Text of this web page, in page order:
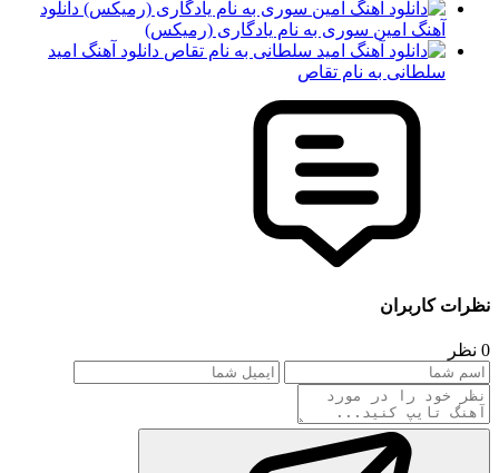
دانلود
آهنگ امین سوری به نام یادگاری (رمیکس)
دانلود آهنگ امید
سلطانی به نام تقاص
نظرات کاربران
0 نظر